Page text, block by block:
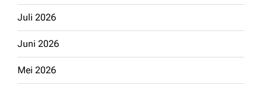
Juli 2026
Juni 2026
Mei 2026